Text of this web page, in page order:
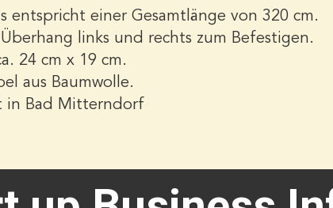
entspricht einer Gesamtlänge von 320 cm.
links und rechts zum Befestigen.
24 cm x 19 cm.
aus Baumwolle.
in Bad Mitterndorf